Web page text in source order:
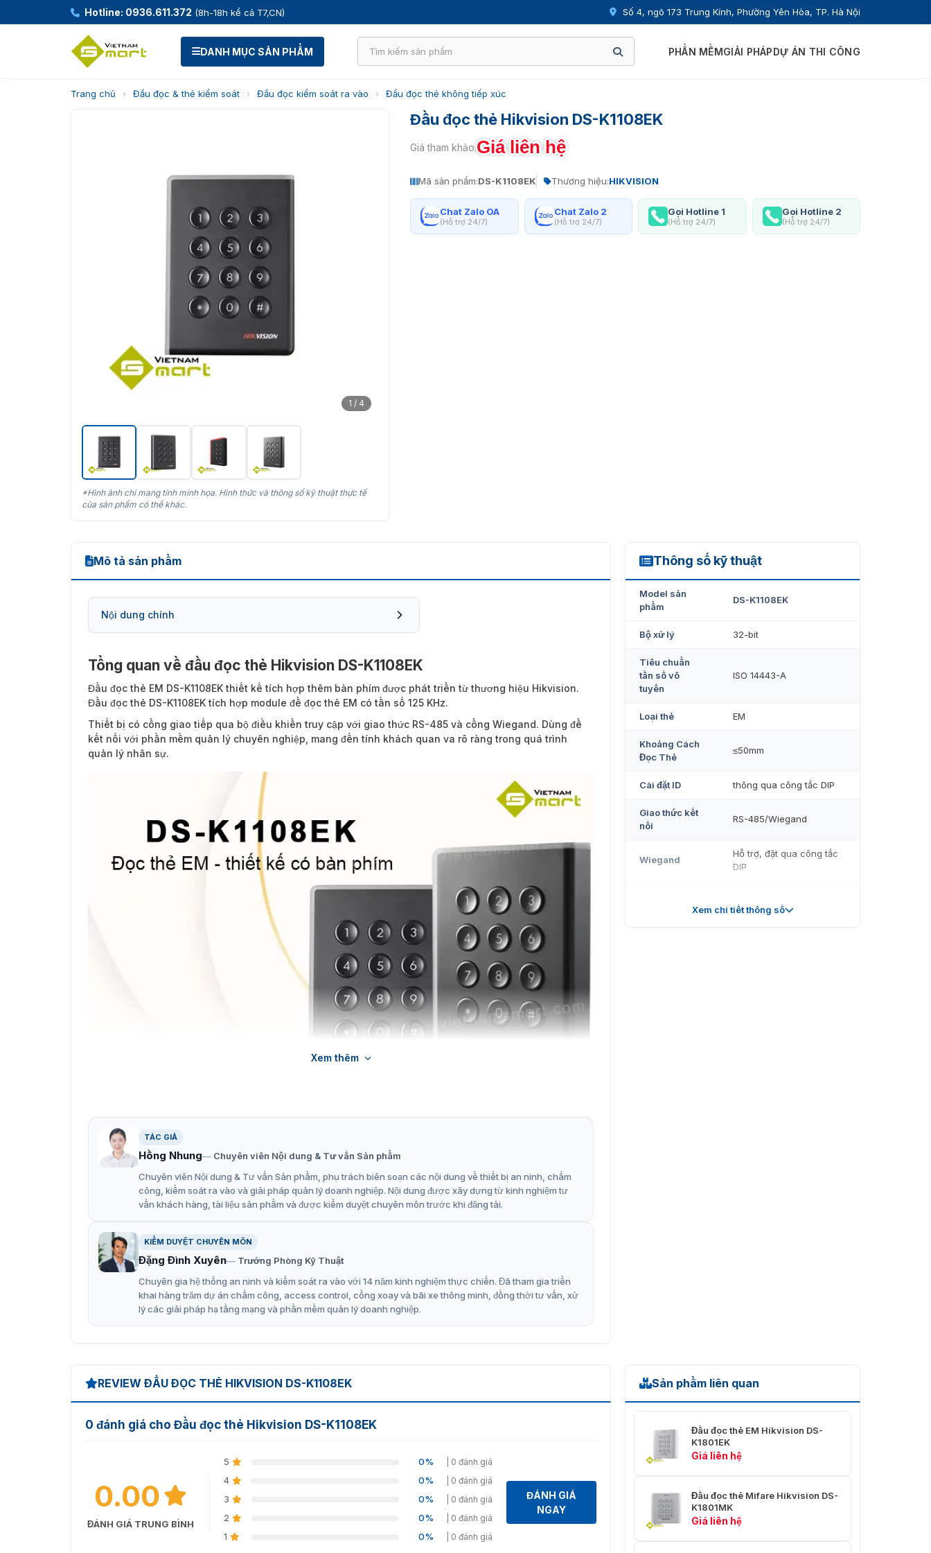
Hotline: 0936.611.372 (8h-18h kể cả T7,CN) Số 4, ngõ 173 Trung Kính, Phường Yên Hòa, TP. Hà Nội
DANH MỤC SẢN PHẨM PHẦN MỀMGIẢI PHÁPDỰ ÁN THI CÔNG
Trang chủ › Đầu đọc & thẻ kiểm soát › Đầu đọc kiểm soát ra vào › Đầu đọc thẻ không tiếp xúc
1 / 4
*Hình ảnh chỉ mang tính minh họa. Hình thức và thông số kỹ thuật thực tế
của sản phẩm có thể khác.
Đầu đọc thẻ Hikvision DS-K1108EK
Giá tham khảo:Giá liên hệ
Mã sản phẩm:DS-K1108EK Thương hiệu:HIKVISION
Chat Zalo OA
(Hỗ trợ 24/7)
Chat Zalo 2
(Hỗ trợ 24/7)
Gọi Hotline 1
(Hỗ trợ 24/7)
Gọi Hotline 2
(Hỗ trợ 24/7)
Mô tả sản phẩm
Nội dung chính
Tính năng nổi bật của đầu đọc thẻ EM DS-K1108EK
Tổng quan về đầu đọc thẻ Hikvision DS-K1108EK
Đầu đọc thẻ EM DS-K1108EK thiết kế tích hợp thêm bàn phím được phát triển từ thương hiệu Hikvision.
Đầu đọc thẻ DS-K1108EK tích hợp module để đọc thẻ EM có tần số 125 KHz.
Thiết bị có cổng giao tiếp qua bộ điều khiển truy cập với giao thức RS-485 và cổng Wiegand. Dùng để
kết nối với phần mềm quản lý chuyên nghiệp, mang đến tính khách quan va rõ ràng trong quá trình
quản lý nhân sự.
Tính năng nổi bật của đầu đọc thẻ EM DS-K1108EK
Đặc điểm nổi bật của thiết bị này được Hikvision cung cấp vào dòng sản phẩm công nghệ này. Tạo nên
sự hiện đại và sang trọng cho đơn vi sư dụng. Thích hợp để dùng cho các công ty, doanh nghiệp, nhà
xưởng, … để chấm công và kiểm soát vào ra đảm bảo an toàn, rõ ràng trong quá trình quản lý.
Báo động chống giả mạo.
Báo đèn LED ở viền ngoài.
Khoảng cách đọc thẻ ≤50mm.
Hỗ trợ đọc thẻ EM tần số: 125KHz.
Bộ rung tích hợp để chỉ báo trạng thái
Hiển thị dữ liệu và thời gian chính xác đảm bảo chức năng ghi nhận thời gian.
Cấu tạo của thiết bị DS-K1108EK
Dưới đây là hình ảnh cấu tạo về các bộ phân và chức năng của đầu đọc DS-K1108EK. Giúp bạn nắm rõ về
Xem thêm
TÁC GIẢ
Hồng Nhung
Chuyên viên Nội dung & Tư vấn Sản phẩm
Chuyên viên Nội dung & Tư vấn Sản phẩm, phụ trách biên soạn các nội dung về thiết bị an ninh, chấm
công, kiểm soát ra vào và giải pháp quản lý doanh nghiệp. Nội dung được xây dựng từ kinh nghiệm tư
vấn khách hàng, tài liệu sản phẩm và được kiểm duyệt chuyên môn trước khi đăng tải.
KIỂM DUYỆT CHUYÊN MÔN
Đặng Đình Xuyên
Trưởng Phòng Kỹ Thuật
Chuyên gia hệ thống an ninh và kiểm soát ra vào với 14 năm kinh nghiệm thực chiến. Đã tham gia triển
khai hàng trăm dự án chấm công, access control, cổng xoay và bãi xe thông minh, đồng thời tư vấn, xử
lý các giải pháp hạ tầng mạng và phần mềm quản lý doanh nghiệp.
Thông số kỹ thuật
DS-K1108EK
Model sản
phẩm
DS-K1108EK
Bộ xử lý 32-bit
Tiêu chuẩn
tần số vô
tuyến
ISO 14443-A
Loại thẻ EM
Khoảng Cách
Đọc Thẻ
≤50mm
Cài đặt ID thông qua công tắc DIP
Giao thức kết
nối
RS-485/Wiegand
Wiegand
Hỗ trợ, đặt qua công tắc
DIP
Xem chi tiết thông số
REVIEW ĐẦU ĐỌC THẺ HIKVISION DS-K1108EK
0 đánh giá cho Đầu đọc thẻ Hikvision DS-K1108EK
0.00
ĐÁNH GIÁ TRUNG BÌNH
5 0% | 0 đánh giá
4 0% | 0 đánh giá
3 0% | 0 đánh giá
2 0% | 0 đánh giá
1 0% | 0 đánh giá
ĐÁNH GIÁ
NGAY
Sản phẩm liên quan
Đầu đọc thẻ EM Hikvision DS-
K1801EK
Giá liên hệ
Đầu đọc thẻ Mifare Hikvision DS-
K1801MK
Giá liên hệ